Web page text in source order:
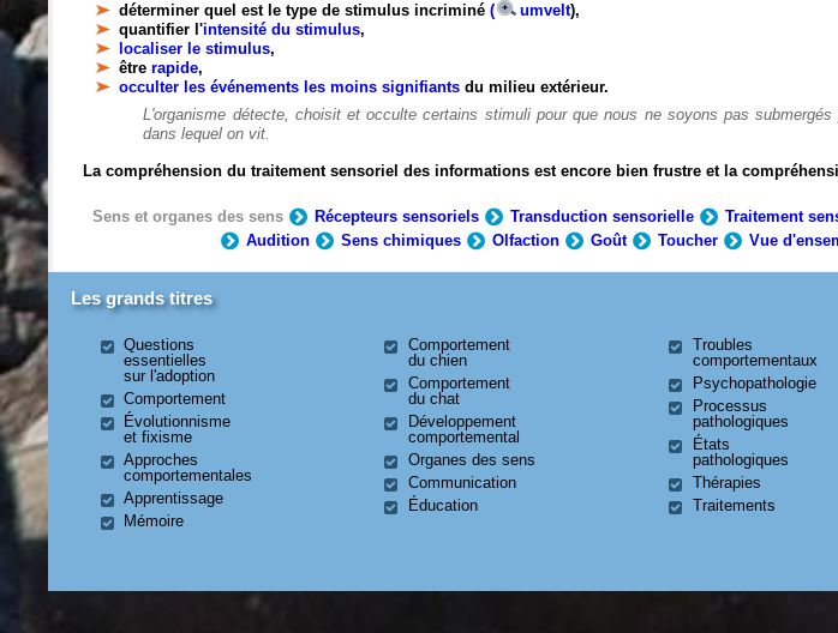
déterminer quel est le type de stimulus incriminé( umvelt),
quantifier l'intensité du stimulus,
localiser le stimulus,
êtrerapide,
occulter les événements les moins signifiants du milieu extérieur.
L'organisme détecte, choisit et occulte certains stimuli pour que nous ne soyons pas
dans lequel on vit.
La compréhension du traitement sensoriel des informations est encore bien frustre et la
Sens et organes des sens Récepteurs sensoriels Transduction sensorielle Traitement
Audition
Sens chimiques Olfaction Goût Toucher Vue
Les grands titres
Questions
essentielles
sur l'adoption
Comportement
Évolutionnisme
et fixisme
Approches
comportementales
Apprentissage
Mémoire
Comportement
du chien
Comportement
du chat
Développement
comportemental
Organes des sens
Communication
Éducation
Troubles
comportementaux
Psychopathologie
Processus
pathologiques
États
pathologiques
Thérapies
Traitements